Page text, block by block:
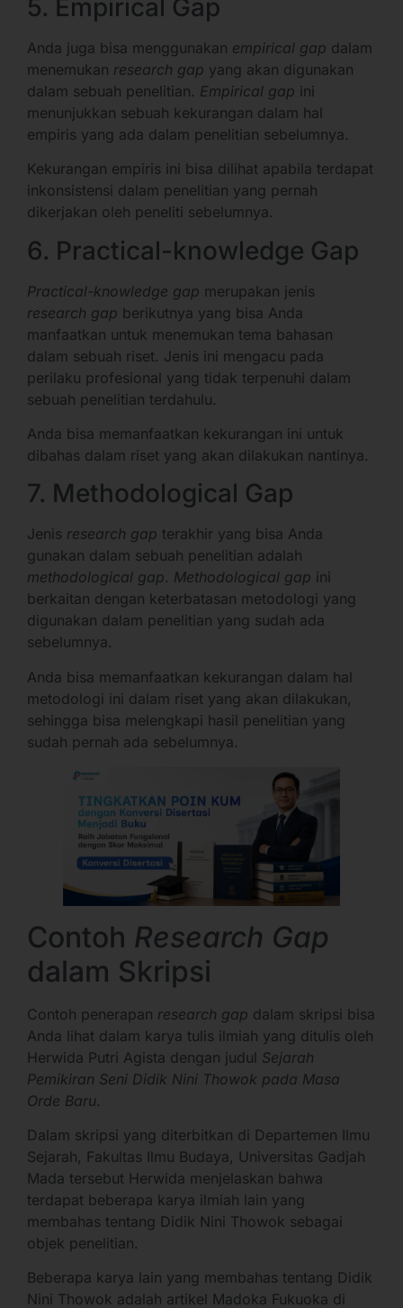
5. Empirical Gap
Anda juga bisa menggunakan empirical gap dalam
menemukan research gap yang akan digunakan
dalam sebuah penelitian. Empirical gap ini
menunjukkan sebuah kekurangan dalam hal
empiris yang ada dalam penelitian sebelumnya.
Kekurangan empiris ini bisa dilihat apabila terdapat
inkonsistensi dalam penelitian yang pernah
dikerjakan oleh peneliti sebelumnya.
6. Practical-knowledge Gap
Practical-knowledge gap merupakan jenis
research gap berikutnya yang bisa Anda
manfaatkan untuk menemukan tema bahasan
dalam sebuah riset. Jenis ini mengacu pada
perilaku profesional yang tidak terpenuhi dalam
sebuah penelitian terdahulu.
Anda bisa memanfaatkan kekurangan ini untuk
dibahas dalam riset yang akan dilakukan nantinya.
7. Methodological Gap
Jenis research gap terakhir yang bisa Anda
gunakan dalam sebuah penelitian adalah
methodological gap. Methodological gap ini
berkaitan dengan keterbatasan metodologi yang
digunakan dalam penelitian yang sudah ada
sebelumnya.
Anda bisa memanfaatkan kekurangan dalam hal
metodologi ini dalam riset yang akan dilakukan,
sehingga bisa melengkapi hasil penelitian yang
sudah pernah ada sebelumnya.
Contoh Research Gap
dalam Skripsi
Contoh penerapan research gap dalam skripsi bisa
Anda lihat dalam karya tulis ilmiah yang ditulis oleh
Herwida Putri Agista dengan judul Sejarah
Pemikiran Seni Didik Nini Thowok pada Masa
Orde Baru.
Dalam skripsi yang diterbitkan di Departemen Ilmu
Sejarah, Fakultas Ilmu Budaya, Universitas Gadjah
Mada tersebut Herwida menjelaskan bahwa
terdapat beberapa karya ilmiah lain yang
membahas tentang Didik Nini Thowok sebagai
objek penelitian.
Beberapa karya lain yang membahas tentang Didik
Nini Thowok adalah artikel Madoka Fukuoka di